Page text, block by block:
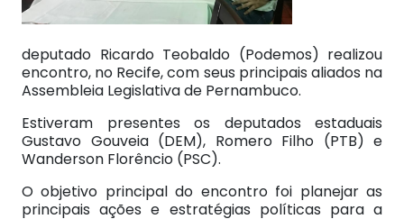
deputado Ricardo Teobaldo (Podemos) realizou
encontro, no Recife, com seus principais aliados na
Assembleia Legislativa de Pernambuco.
Estiveram presentes os deputados estaduais
Gustavo Gouveia (DEM), Romero Filho (PTB) e
Wanderson Florêncio (PSC).
O objetivo principal do encontro foi planejar as
principais ações e estratégias políticas para a